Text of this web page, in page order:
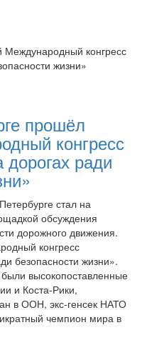
Международный конгресс
жизни»
прошёл
конгресс
дорогах ради
стал на
обсуждения
дорожного движения.
конгресс
безопасности жизни».
высокопоставленные
и Коста-Рики,
в ООН, экс-генсек НАТО
чемпион мира в